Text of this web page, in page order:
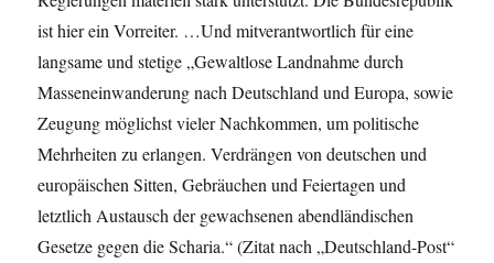
ist hier ein Vorreiter. …Und mitverantwortlich für eine
langsame und stetige „Gewaltlose Landnahme durch
Masseneinwanderung nach Deutschland und Europa, sowie
Zeugung möglichst vieler Nachkommen, um politische
Mehrheiten zu erlangen. Verdrängen von deutschen und
europäischen Sitten, Gebräuchen und Feiertagen und
letztlich Austausch der gewachsenen abendländischen
Gesetze gegen die Scharia.“ (Zitat nach „Deutschland-Post“